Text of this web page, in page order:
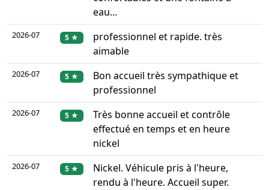
eau...
2026-07 5 ★
professionnel et rapide. très
aimable
2026-07 5 ★
Bon accueil très sympathique et
professionnel
2026-07 5 ★
Très bonne accueil et contrôle
effectué en temps et en heure
nickel
2026-07 5 ★
Nickel. Véhicule pris à l'heure,
rendu à l'heure. Accueil super.